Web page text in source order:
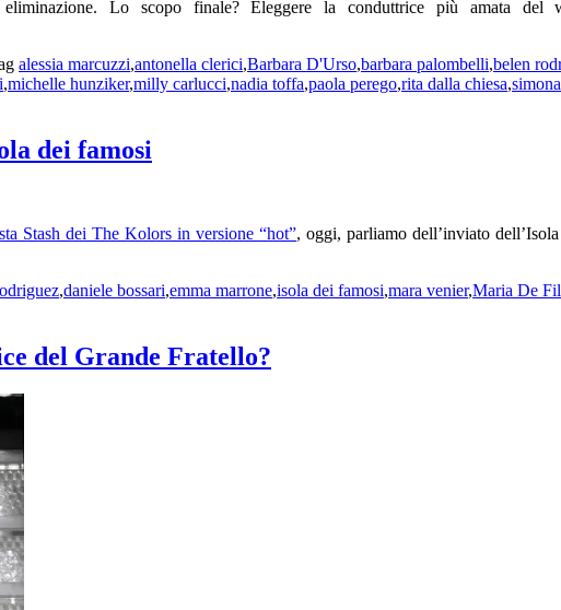
eliminazione. Lo scopo finale? Eleggere la conduttrice più amata
alessia marcuzzi,antonella clerici,Barbara D'Urso,barbara palombelli,belen
,michelle hunziker,milly carlucci,nadia toffa,paola perego,rita dalla chiesa,
dei famosi
Stash dei The Kolors in versione “hot”, oggi, parliamo dell’inviato
,daniele bossari,emma marrone,isola dei famosi,mara venier,Maria De
del Grande Fratello?